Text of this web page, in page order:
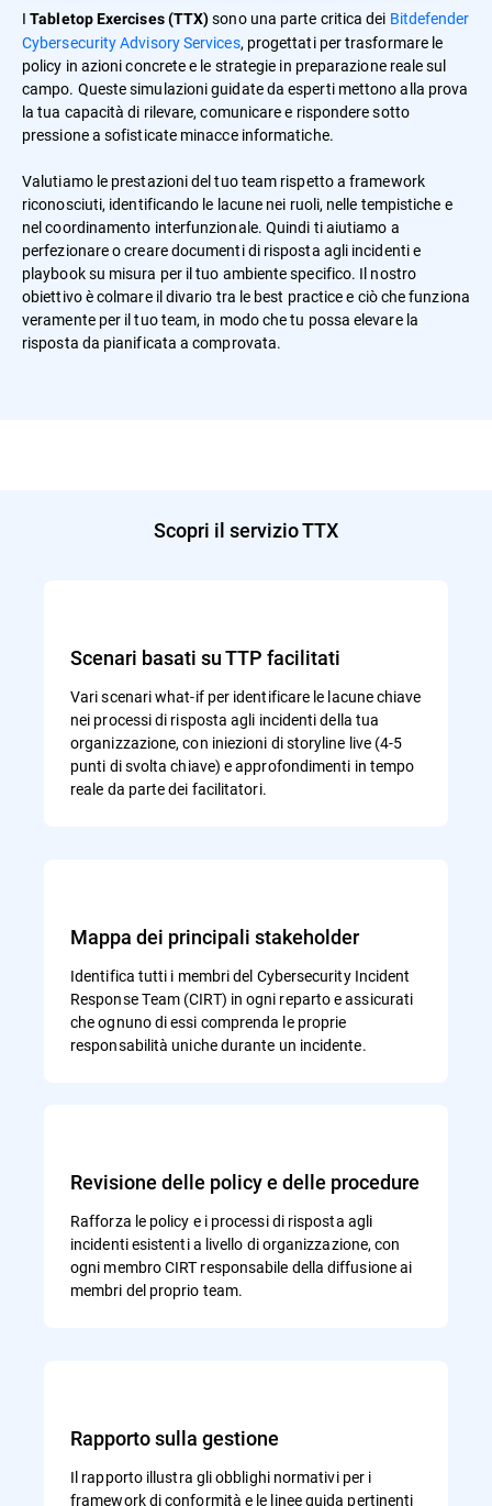
ITabletop Exercises (TTX)sono una parte critica dei Bitdefender
Cybersecurity Advisory Services, progettati per trasformare le
policy in azioni concrete e le strategie in preparazione reale sul
campo. Queste simulazioni guidate da esperti mettono alla prova
la tua capacità di rilevare, comunicare e rispondere sotto
pressione a sofisticate minacce informatiche.
Valutiamo le prestazioni del tuo team rispetto a framework
riconosciuti, identificando le lacune nei ruoli, nelle tempistiche e
nel coordinamento interfunzionale. Quindi ti aiutiamo a
perfezionare o creare documenti di risposta agli incidenti e
playbook su misura per il tuo ambiente specifico. Il nostro
obiettivo è colmare il divario tra le best practice e ciò che funziona
veramente per il tuo team, in modo che tu possa elevare la
risposta da pianificata a comprovata.
Scopri il servizio TTX
Scenari basati su TTP facilitati
Vari scenari what-if per identificare le lacune chiave
nei processi di risposta agli incidenti della tua
organizzazione, con iniezioni di storyline live (4-5
punti di svolta chiave) e approfondimenti in tempo
reale da parte dei facilitatori.
Mappa dei principali stakeholder
Identifica tutti i membri del Cybersecurity Incident
Response Team (CIRT) in ogni reparto e assicurati
che ognuno di essi comprenda le proprie
responsabilità uniche durante un incidente.
Revisione delle policy e delle procedure
Rafforza le policy e i processi di risposta agli
incidenti esistenti a livello di organizzazione, con
ogni membro CIRT responsabile della diffusione ai
membri del proprio team.
Rapporto sulla gestione
Il rapporto illustra gli obblighi normativi per i
framework di conformità e le linee guida pertinenti